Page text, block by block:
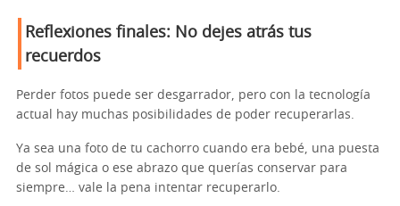
Reflexiones finales: No dejes atrás tus
recuerdos
Perder fotos puede ser desgarrador, pero con la tecnología
actual hay muchas posibilidades de poder recuperarlas.
Ya sea una foto de tu cachorro cuando era bebé, una puesta
de sol mágica o ese abrazo que querías conservar para
siempre… vale la pena intentar recuperarlo.